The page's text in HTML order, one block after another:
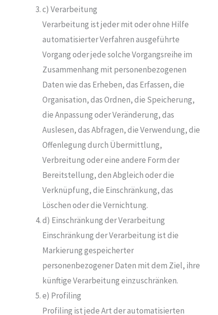
c) Verarbeitung
Verarbeitung ist jeder mit oder ohne Hilfe
automatisierter Verfahren ausgeführte
Vorgang oder jede solche Vorgangsreihe im
Zusammenhang mit personenbezogenen
Daten wie das Erheben, das Erfassen, die
Organisation, das Ordnen, die Speicherung,
die Anpassung oder Veränderung, das
Auslesen, das Abfragen, die Verwendung, die
Offenlegung durch Übermittlung,
Verbreitung oder eine andere Form der
Bereitstellung, den Abgleich oder die
Verknüpfung, die Einschränkung, das
Löschen oder die Vernichtung.
d) Einschränkung der Verarbeitung
Einschränkung der Verarbeitung ist die
Markierung gespeicherter
personenbezogener Daten mit dem Ziel, ihre
künftige Verarbeitung einzuschränken.
e) Profiling
Profiling ist jede Art der automatisierten